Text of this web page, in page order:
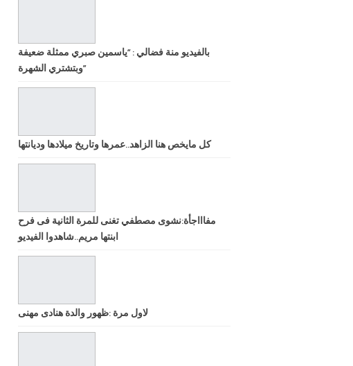
بالفيديو منة فضالي : “ياسمين صبري ممثلة ضعيفة
وبتشتري الشهرة”
كل مايخص هنا الزاهد..عمرها وتاريخ ميلادها وديانتها
مفاااجأة:نشوى مصطفي تغنى للمرة الثانية فى فرح
ابنتها مريم..شاهدوا الفيديو
لاول مرة :ظهور والدة هنادى مهنى